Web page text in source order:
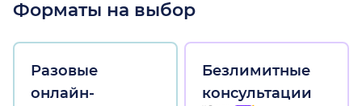
Форматы на выбор
Разовые
онлайн-
Безлимитные
консультации